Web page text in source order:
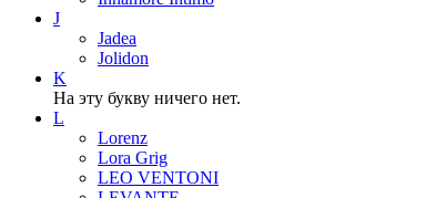
J
Jadea
Jolidon
K
На эту букву ничего нет.
L
Lorenz
Lora Grig
LEO VENTONI